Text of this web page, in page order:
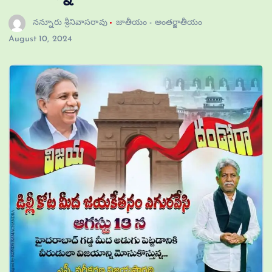
నన్నూరు శ్రీనివాసరావు
జాతీయం - అంతర్జాతీయం
August 10, 2024